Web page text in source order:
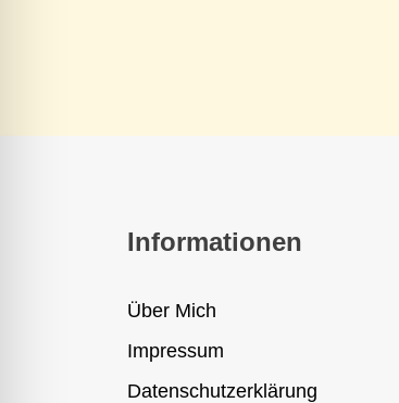
Informationen
Über Mich
Impressum
Datenschutzerklärung